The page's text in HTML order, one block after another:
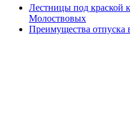
Лестницы под краской
Молоствовых
Преимущества отпуска